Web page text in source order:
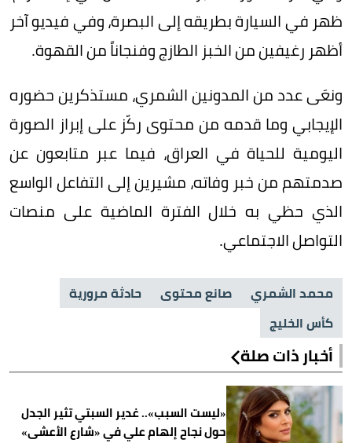
ظهر في السيارة بطريقه إلى البصرة، وفي فيديو آخر
أظهر رغيفين من الخبز الطازج وفنجاناً من القهوة.
ونعَى عدد من المدونين الشمري، مستذكرين حضوره
الإيجابي وما قدمه من محتوى ركّز على إبراز الصورة
اليومية للحياة في العراق، فيما عبر متابعون عن
صدمتهم من خبر وفاته، مشيرين إلى التفاعل الواسع
الذي حظي به خلال الفترة الماضية على منصات
التواصل الاجتماعي.
محمد الشمري صانع محتوى
حادثة مرورية
كأس الخليج
أخبار ذات صلة
«ليست السبب».. غدير السبتي تثير الجدل
حول نجاح إلهام علي في «شارع الأعشى»